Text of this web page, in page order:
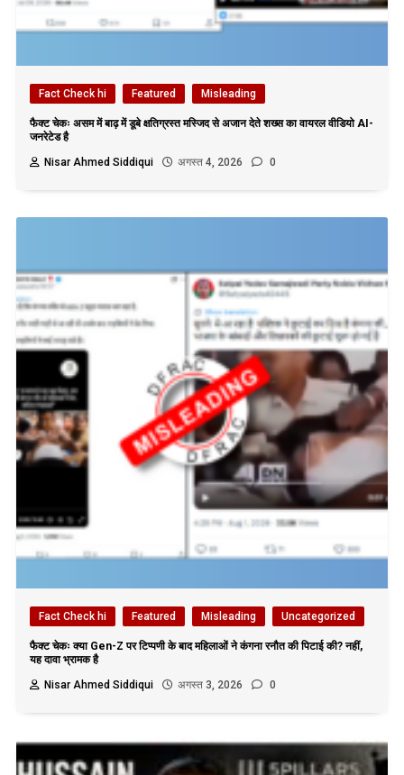
Fact Check hi Featured Misleading
फैक्ट चेकः असम में बाढ़ में डूबे क्षतिग्रस्त मस्जिद से अजान देते शख्स का वायरल वीडियो AI-
जनरेटेड है
Nisar Ahmed Siddiqui
अगस्त 4, 2026 0
Fact Check hi Featured Misleading Uncategorized
फैक्ट चेकः क्या Gen-Z पर टिप्पणी के बाद महिलाओं ने कंगना रनौत की पिटाई की? नहीं,
यह दावा भ्रामक है
Nisar Ahmed Siddiqui
अगस्त 3, 2026 0